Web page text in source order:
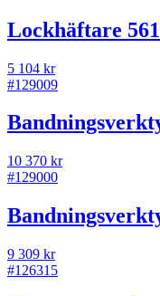
Lockhäftare
5 104 kr
#129009
10 370 kr
#129000
9 309 kr
#126315